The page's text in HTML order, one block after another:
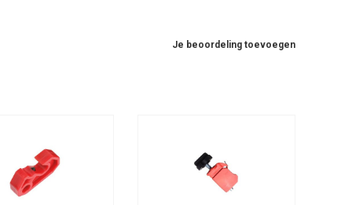
Je beoordeling toevoegen